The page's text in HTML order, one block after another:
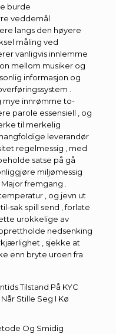
burde
veddemål
langs den høyere
måling ved
vanligvis innlemme
mellom musiker og
informasjon og
.
mye innrømme to-
parole essensiell , og
til merkelig
leverandør
regelmessig , med
satse på gå
miljømessig
fremgang .
, og jevn ut
sak spill send , forlate
urokkelige av
nedsenking
, sjekke at
enn bryte uroen fra
Tilstand På KYC
Stille Seg I Kø
Og Smidig